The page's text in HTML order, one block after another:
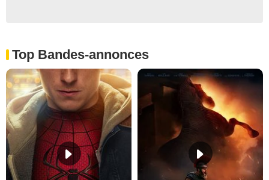
Top Bandes-annonces